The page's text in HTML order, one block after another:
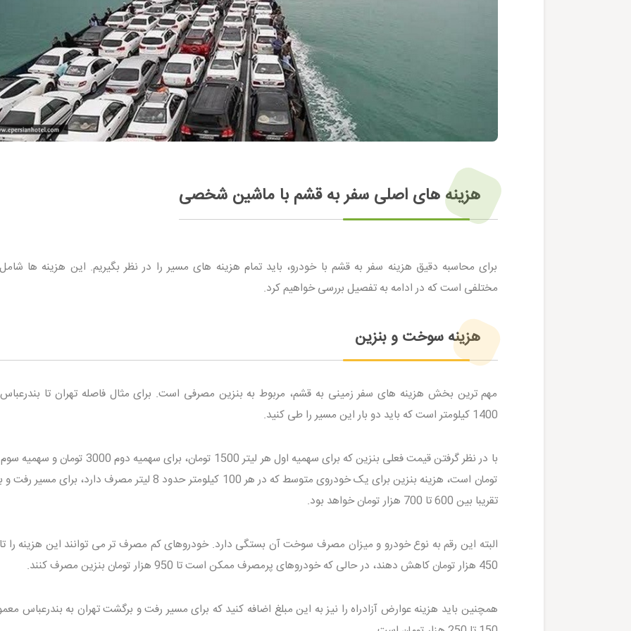
هزینه های اصلی سفر به قشم با ماشین شخصی
برای محاسبه دقیق هزینه سفر به قشم با خودرو، باید تمام هزینه های مسیر را در نظر بگیریم. این هزینه ها
مختلفی است که در ادامه به تفصیل بررسی خواهیم کرد.
هزینه سوخت و بنزین
مهم ترین بخش هزینه های سفر زمینی به قشم، مربوط به بنزین مصرفی است. برای مثال فاصله تهران تا
1400 کیلومتر است که باید دو بار این مسیر را طی کنید.
تومان است، هزینه بنزین برای یک خودروی متوسط که در هر 100 کیلومتر حدود 8 لیتر مصرف دارد،
تقریبا بین 600 تا 700 هزار تومان خواهد بود.
البته این رقم به نوع خودرو و میزان مصرف سوخت آن بستگی دارد. خودروهای کم مصرف تر می توانند این هزینه را
450 هزار تومان کاهش دهند، در حالی که خودروهای پرمصرف ممکن است تا 950 هزار تومان بنزین مصرف کنند.
همچنین باید هزینه عوارض آزادراه را نیز به این مبلغ اضافه کنید که برای مسیر رفت و برگشت تهران به بندرعباس